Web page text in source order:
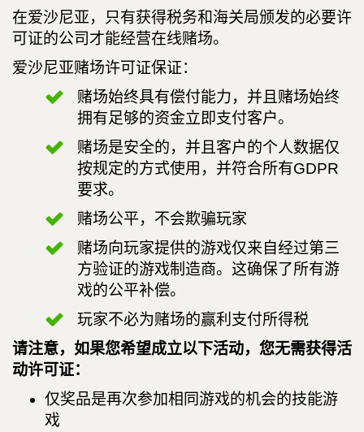
在爱沙尼亚，只有获得税务和海关局颁发的必要许
可证的公司才能经营在线赌场。
爱沙尼亚赌场许可证保证：
赌场始终具有偿付能力，并且赌场始终
拥有足够的资金立即支付客户。
赌场是安全的，并且客户的个人数据仅
按规定的方式使用，并符合所有GDPR
要求。
赌场公平，不会欺骗玩家
赌场向玩家提供的游戏仅来自经过第三
方验证的游戏制造商。这确保了所有游
戏的公平补偿。
玩家不必为赌场的赢利支付所得税
请注意，如果您希望成立以下活动，您无需获得活
动许可证：
仅奖品是再次参加相同游戏的机会的技能游
戏